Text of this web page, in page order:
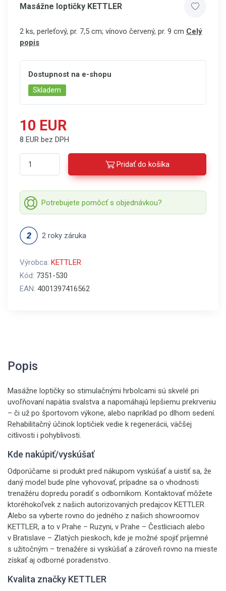
Masážne loptičky KETTLER
2 ks, perleťový, pr. 7,5 cm; vínovo červený, pr. 9 cm Celý
popis
Dostupnost na e-shopu
Skladem
10 EUR
8 EUR bez DPH
Pridať do košíka
Potrebujete pomôcť s objednávkou?
2 roky záruka
Výrobca: KETTLER
Kód: 7351-530
EAN: 4001397416562
Popis
Masážne loptičky so stimulačnými hrbolcami sú skvelé pri
uvoľňovaní napätia svalstva a napomáhajú lepšiemu prekrveniu
– či už po športovom výkone, alebo napríklad po dlhom sedení.
Rehabilitačný účinok loptičiek vedie k regenerácii, väčšej
citlivosti i pohyblivosti.
Kde nakúpiť/vyskúšať
Odporúčame si produkt pred nákupom vyskúšať a uistiť sa, že
daný model bude plne vyhovovať, prípadne sa o vhodnosti
trenažéru dopredu poradiť s odborníkom. Kontaktovať môžete
ktoréhokoľvek z našich autorizovaných predajcov KETTLER.
Alebo sa vyberte rovno do jedného z našich showroomov
KETTLER, a to v Prahe – Ruzyni, v Prahe – Čestliciach alebo
v Bratislave – Zlatých pieskoch, kde je možné spojiť príjemné
s užitočným – trenažére si vyskúšať a zároveň rovno na mieste
získať aj odborné poradenstvo.
Kvalita značky KETTLER